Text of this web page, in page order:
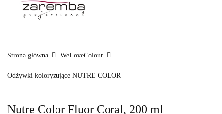
Strona główna WeLoveColour
Odżywki koloryzujące NUTRE COLOR
Nutre Color Fluor Coral, 200 ml